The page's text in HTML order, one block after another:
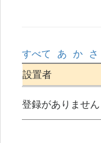
すべて あ か さ
設置者
登録がありません